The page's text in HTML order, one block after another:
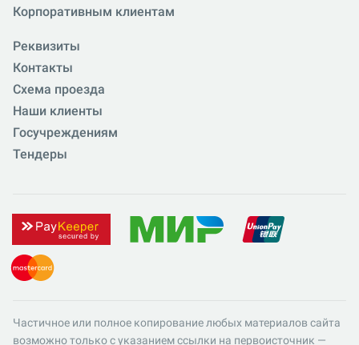
Корпоративным клиентам
Реквизиты
Контакты
Схема проезда
Наши клиенты
Госучреждениям
Тендеры
Частичное или полное копирование любых материалов сайта
возможно только с указанием ссылки на первоисточник —